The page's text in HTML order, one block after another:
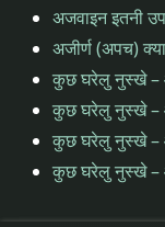
बनाना
शिशु
को
बूस्टर
बनाना
शिशु
अजवाइन इतनी
अजीर्ण (अपच)
कुछ घरेलु नुस्खे –
कुछ घरेलु नुस्खे –
कुछ घरेलु नुस्खे –
कुछ घरेलु नुस्खे –